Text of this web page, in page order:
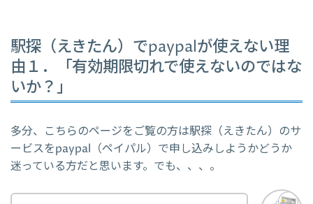
駅探（えきたん）でpaypalが使えない理
由１．「有効期限切れで使えないのではな
いか？」
多分、こちらのページをご覧の方は駅探（えきたん）のサ
ービスをpaypal（ペイパル）で申し込みしようかどうか
迷っている方だと思います。でも、、、。